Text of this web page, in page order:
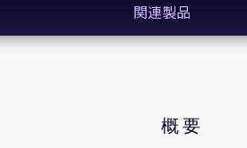
関連製品
概要